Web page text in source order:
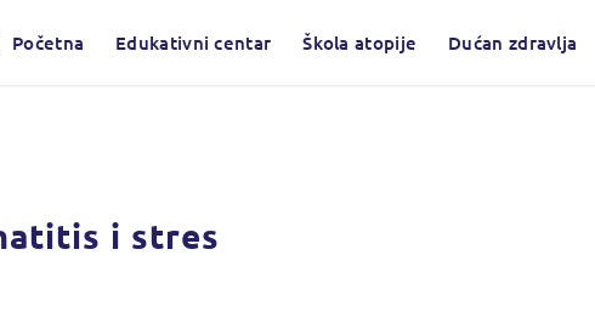
Početna Edukativni centar Škola atopije Dućan zdravlja
i stres